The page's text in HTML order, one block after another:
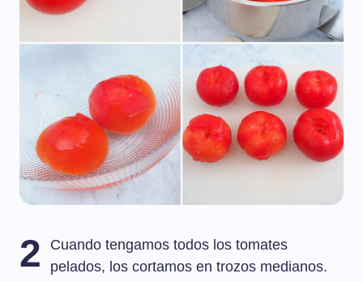
2
Cuando tengamos todos los tomates
pelados, los cortamos en trozos medianos.